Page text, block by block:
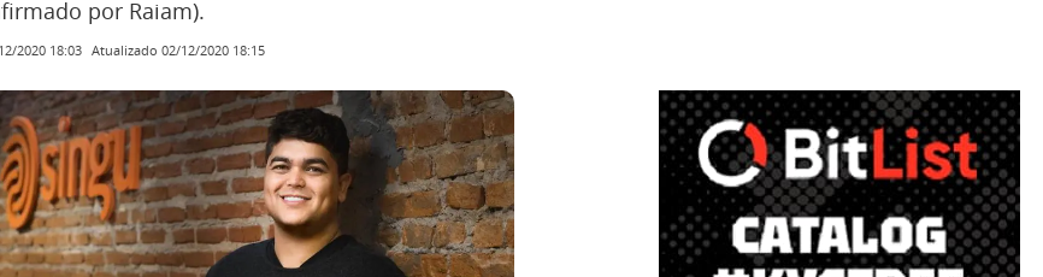
por Raiam).
2020 18:03 Atualizado 02/12/2020 18:15